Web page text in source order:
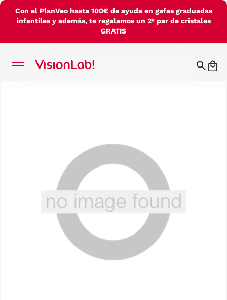
Con el PlanVeo hasta 100€ de ayuda en gafas graduadas
infantiles y además, te regalamos un 2º par de cristales
GRATIS